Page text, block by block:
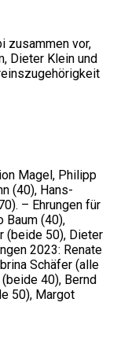
zusammen vor,
Dieter Klein und
Magel, Philipp
(40), Hans-
– Ehrungen für
Baum (40),
(beide 50), Dieter
2023: Renate
Schäfer (alle
40), Bernd
50), Margot